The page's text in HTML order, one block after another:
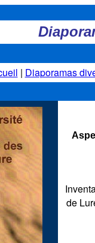
| Diaporamas
de